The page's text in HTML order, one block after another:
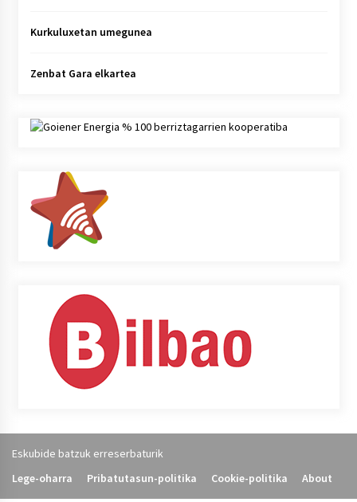
Kurkuluxetan umegunea
Zenbat Gara elkartea
Eskubide batzuk erreserbaturik
Lege-oharra
Pribatutasun-politika Cookie-politika About